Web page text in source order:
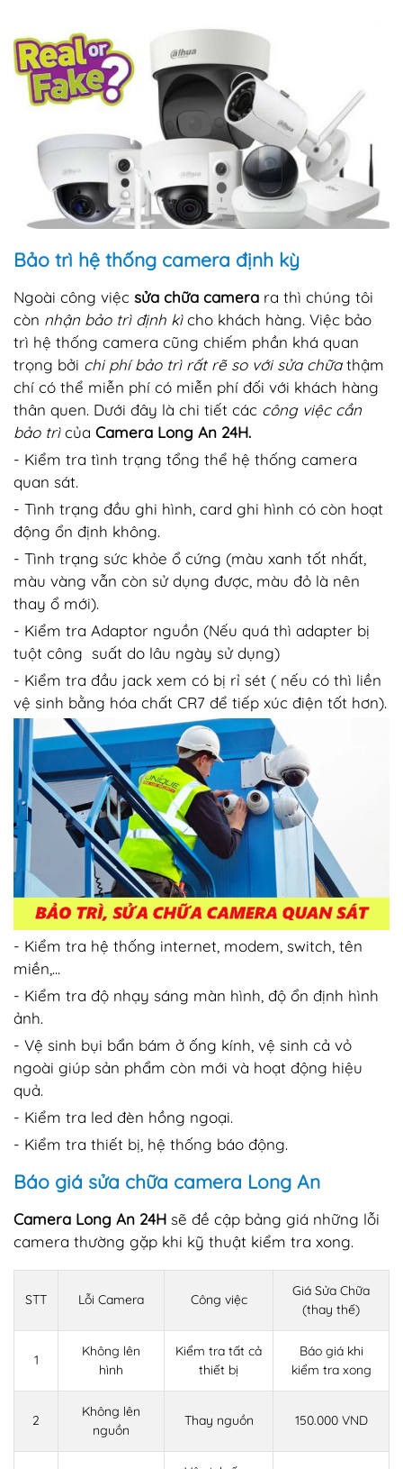
Bảo trì hệ thống camera định kỳ
Ngoài công việc sửa chữa camera ra thì chúng tôi
còn nhận bảo trì định kìcho khách hàng. Việc bảo
trì hệ thống camera cũng chiếm phần khá quan
trọng bởi chi phí bảo trì rất rẽ so với sửa chữathậm
chí có thể miễn phí có miễn phí đối với khách hàng
thân quen. Dưới đây là chi tiết các công việc cần
bảo trìcủa Camera Long An 24H.
- Kiểm tra tình trạng tổng thể hệ thống camera
quan sát.
- Tình trạng đầu ghi hình, card ghi hình có còn hoạt
động ổn định không.
- Tình trạng sức khỏe ổ cứng (màu xanh tốt nhất,
màu vàng vẫn còn sử dụng được, màu đỏ là nên
thay ổ mới).
- Kiểm tra Adaptor nguồn (Nếu quá thì adapter bị
tuột công suất do lâu ngày sử dụng)
- Kiểm tra đầu jack xem có bị rỉ sét ( nếu có thì liền
vệ sinh bằng hóa chất CR7 để tiếp xúc điện tốt hơn).
- Kiểm tra hệ thống internet, modem, switch, tên
miền,...
- Kiểm tra độ nhạy sáng màn hình, độ ổn định hình
ảnh.
- Vệ sinh bụi bẩn bám ở ống kính, vệ sinh cả vỏ
ngoài giúp sản phẩm còn mới và hoạt động hiệu
quả.
- Kiểm tra led đèn hồng ngoại.
- Kiểm tra thiết bị, hệ thống báo động.
Báo giá sửa chữa camera Long An
Camera Long An 24H sẽ đề cập bảng giá những lỗi
camera thường gặp khi kỹ thuật kiểm tra xong.
STT Lỗi Camera Công việc
Giá Sửa Chữa
(thay thế)
1
Không lên
hình
Kiểm tra tất cả
thiết bị
Báo giá khi
kiểm tra xong
2
Không lên
nguồn
Thay nguồn 150.000 VND